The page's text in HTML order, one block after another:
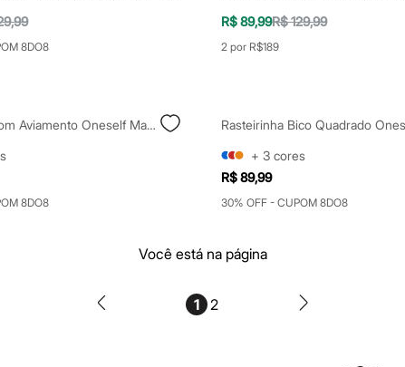
8DO8
R$ 89,99R$ 129,99
2 por R$189
Rasteirinha Com Aviamento Oneself Marrom
8DO8
+ 3 cores
R$ 89,99
30% OFF - CUPOM 8DO8
Você está na página
1 2